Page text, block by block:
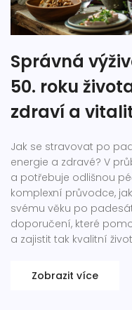
Správná
50. roku
zdraví a
Jak se stravovat po
energie a zdravé? V
a potřebuje odlišnou
komplexní průvodce,
svému věku po
doporučení, které
a zajistit tak kvalitní
Zobrazit více